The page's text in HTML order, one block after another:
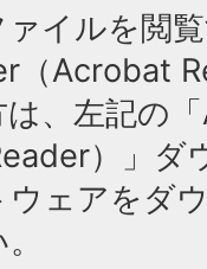
ァイルを閲
（Acrobat
、左記の
）」ダ
ウェアをダ